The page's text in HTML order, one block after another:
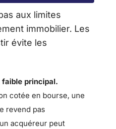
aux limites
immobilier. Les
évite les
principal.
cotée en bourse, une
revend pas
acquéreur peut